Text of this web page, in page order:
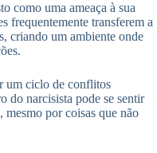
como uma ameaça à sua
frequentemente transferem a
criando um ambiente onde
um ciclo de conflitos
do narcisista pode se sentir
mesmo por coisas que não